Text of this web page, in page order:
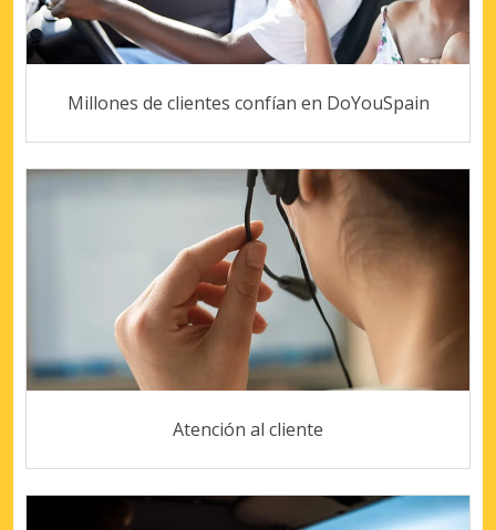
Millones de clientes confían en DoYouSpain
Atención al cliente